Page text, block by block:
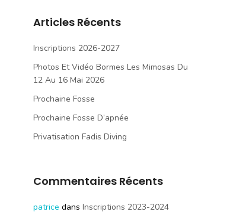
Articles Récents
Inscriptions 2026-2027
Photos Et Vidéo Bormes Les Mimosas Du
12 Au 16 Mai 2026
Prochaine Fosse
Prochaine Fosse D’apnée
Privatisation Fadis Diving
Commentaires Récents
patrice dans Inscriptions 2023-2024